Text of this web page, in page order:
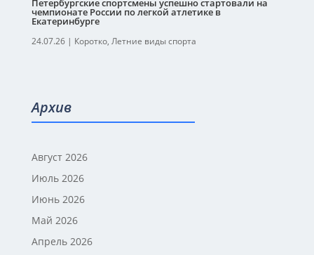
Петербургские спортсмены успешно стартовали на
чемпионате России по легкой атлетике в
Екатеринбурге
24.07.26| Коротко, Летние виды спорта
Архив
Август 2026
Июль 2026
Июнь 2026
Май 2026
Апрель 2026